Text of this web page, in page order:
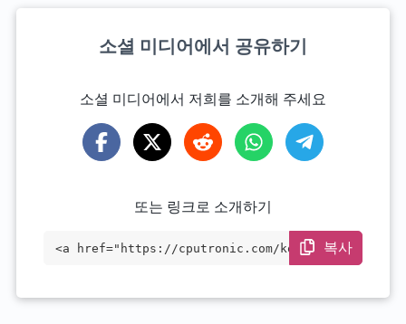
소셜 미디어에서 공유하기
소셜 미디어에서 저희를 소개해 주세요
또는 링크로 소개하기
<a href="https://cputronic.com/ko/cpu/in
복사